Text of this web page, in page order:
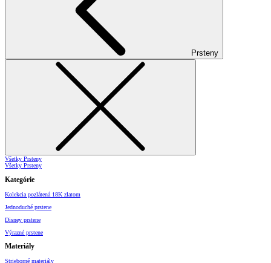
Prsteny
Všetky Prsteny
Všetky Prsteny
Kategórie
Kolekcia pozlátená 18K zlatom
Jednoduché prstene
Disney prstene
Výrazné prstene
Materiály
Strieborné materiály